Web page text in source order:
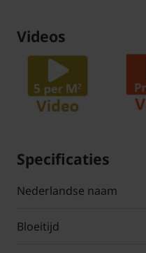
Videos
Specificaties
Nederlandse naam
Bloeitijd